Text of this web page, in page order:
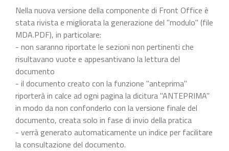
Nella nuova versione della componente di Front Office è
stata rivista e migliorata la generazione del "modulo" (file
MDA.PDF), in particolare:
- non saranno riportate le sezioni non pertinenti che
risultavano vuote e appesantivano la lettura del
documento
- il documento creato con la funzione "anteprima"
riporterà in calce ad ogni pagina la dicitura "ANTEPRIMA"
in modo da non confonderlo con la versione finale del
documento, creata solo in fase di invio della pratica
- verrà generato automaticamente un indice per facilitare
la consultazione del documento.